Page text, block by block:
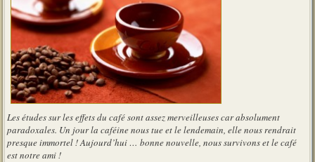
Les études sur les effets du café sont assez merveilleuses car absolument
paradoxales. Un jour la caféine nous tue et le lendemain, elle nous rendrait
presque immortel ! Aujourd’hui … bonne nouvelle, nous survivons et le café
est notre ami !